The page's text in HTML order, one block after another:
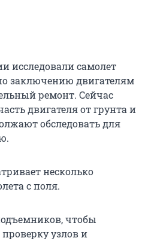
исследовали самолет
заключению двигателям
ремонт. Сейчас
двигателя от грунта и
обследовать для
несколько
с поля.
чтобы
узлов и